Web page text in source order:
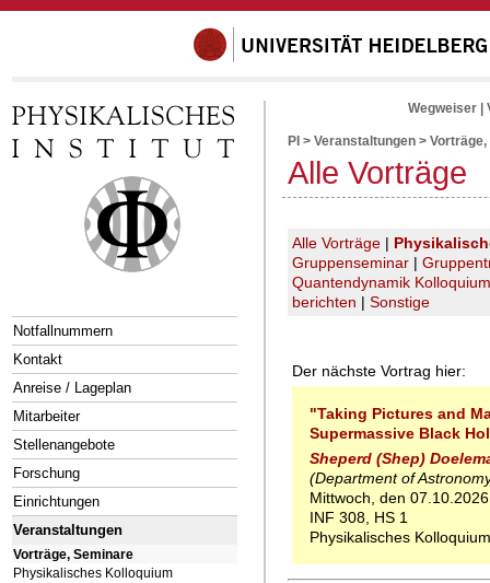
Notfallnummern
Kontakt
Anreise / Lageplan
Mitarbeiter
Stellenangebote
Forschung
Einrichtungen
Veranstaltungen
Vorträge, Seminare
Physikalisches Kolloquium
Wegweiser
PI > Veranstaltungen > Vorträge,
Alle Vorträge
Alle Vorträge |
Gruppenseminar |
Quantendynamik Kolloquium
berichten | Sonstige
Der nächste Vortrag hier:
"Taking Pictures and
Supermassive Black
Sheperd (Shep)
(Department of
Mittwoch, den
INF 308, HS 1
Physikalisches Kolloquium